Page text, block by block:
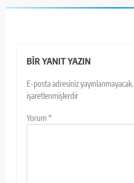
BIR YANIT YAZIN
E-posta adresiniz yayınlanmayacak.
işaretlenmişlerdir
Yorum *